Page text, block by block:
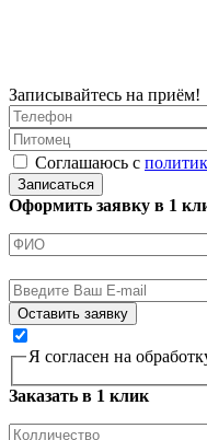
Записывайтесь на приём!
Соглашаюсь с
Записаться
Оформить заявку в 1
Я согласен на
Заказать в 1 клик